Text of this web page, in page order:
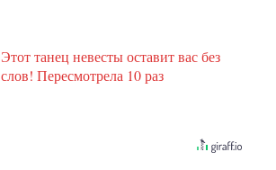
Этот танец невесты оставит вас без
слов! Пересмотрела 10 раз